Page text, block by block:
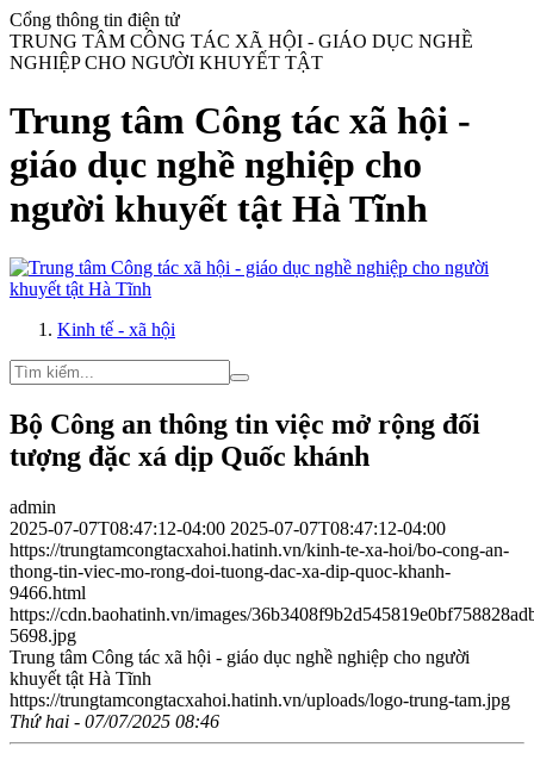
Cổng thông tin điện tử
TRUNG TÂM CÔNG TÁC XÃ HỘI - GIÁO DỤC NGHỀ
NGHIỆP CHO NGƯỜI KHUYẾT TẬT
Trung tâm Công tác xã hội -
giáo dục nghề nghiệp cho
người khuyết tật Hà Tĩnh
Kinh tế - xã hội
Bộ Công an thông tin việc mở rộng đối
tượng đặc xá dịp Quốc khánh
admin
2025-07-07T08:47:12-04:00 2025-07-07T08:47:12-04:00
https://trungtamcongtacxahoi.hatinh.vn/kinh-te-xa-hoi/bo-cong-an-
thong-tin-viec-mo-rong-doi-tuong-dac-xa-dip-quoc-khanh-
9466.html
https://cdn.baohatinh.vn/images/
5698.jpg
Trung tâm Công tác xã hội - giáo dục nghề nghiệp cho người
khuyết tật Hà Tĩnh
https://trungtamcongtacxahoi.hatinh.vn/uploads/logo-trung-tam.jpg
Thứ hai - 07/07/2025 08:46